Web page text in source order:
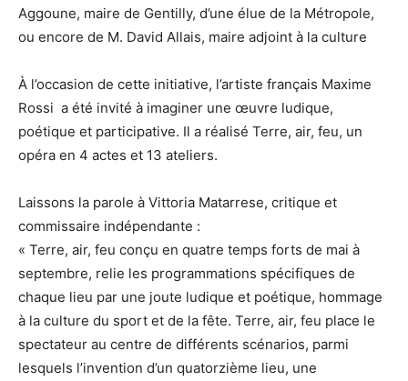
Aggoune, maire de Gentilly, d’une élue de la Métropole,
ou encore de M. David Allais, maire adjoint à la culture
À l’occasion de cette initiative, l’artiste français Maxime
Rossi a été invité à imaginer une œuvre ludique,
poétique et participative. Il a réalisé Terre, air, feu, un
opéra en 4 actes et 13 ateliers.
Laissons la parole à Vittoria Matarrese, critique et
commissaire indépendante :
« Terre, air, feu conçu en quatre temps forts de mai à
septembre, relie les programmations spécifiques de
chaque lieu par une joute ludique et poétique, hommage
à la culture du sport et de la fête. Terre, air, feu place le
spectateur au centre de différents scénarios, parmi
lesquels l’invention d’un quatorzième lieu, une